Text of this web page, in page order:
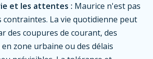
et les attentes : Maurice n'est pas
contraintes. La vie quotidienne peut
des coupures de courant, des
zone urbaine ou des délais